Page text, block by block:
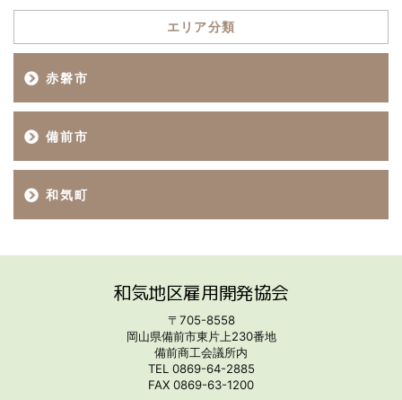
エリア分類
赤磐市
備前市
和気町
和気地区雇用開発協会
〒705-8558
岡山県備前市東片上230番地
備前商工会議所内
TEL 0869-64-2885
FAX 0869-63-1200